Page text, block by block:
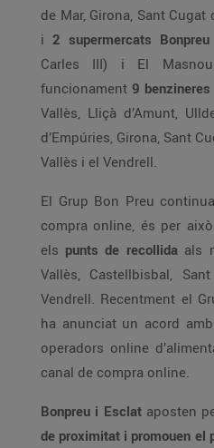
de Mar, Girona, Sant
i 2 supermercats Bonpreu
Carles III) i El
funcionament 9
Vallès, Lliçà d’Amunt,
d’Empúries, Girona, Sant
Vallès i el Vendrell.
El Grup Bon Preu
compra online, és per
els punts de recollida als
Vallès, Castellbisbal,
Vendrell. Recentment el
ha anunciat un acord
operadors online
canal de compra online.
Bonpreu i Esclat aposten
de proximitat i promouen el